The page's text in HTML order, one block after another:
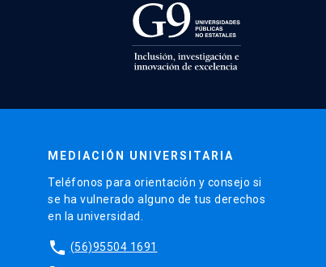
MEDIACIÓN UNIVERSITARIA
Teléfonos para orientación y consejo si
se ha vulnerado alguno de tus derechos
en la universidad.
phone (56)95504 1691